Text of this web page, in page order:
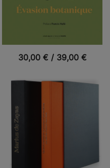
VUE RAPIDE
30,00 € / 39,00 €